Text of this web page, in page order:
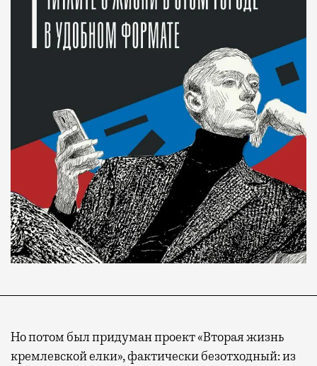
Но потом был придуман проект «Вторая жизнь
кремлевской елки», фактически безотходный: из